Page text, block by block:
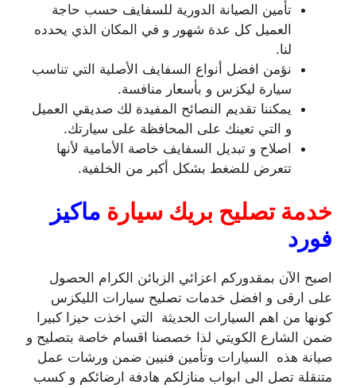
تأمين الصيانة الدورية للسفايف حسب حاجة
العميل كل عدة شهور و في المكان الذي يحدده
لنا.
نؤمن افضل أنواع السفايف الأصلية التي تناسب
سيارة ليكزس و بأسعار منافسة.
يمكننا تقديم النصائح المفيدة لك صديقي العميل
و التي تعينك على المحافظة على سيارتك.
اصلاح و تبديل السفايف خاصة الأمامية لأنها
تتعرض للضغط بشكل أكبر من الخلفية.
خدمة تصليح بريك سيارة ماكيز
فورد
اصبح الآن بمقدوركم اعزائي الزبائن الكرام الحصول
على ارقى و افضل خدمات تصليح سيارات الليكزس
كونها من اهم السيارات الحديثة التي اخذت حيزا كبيرا
ضمن الشارع الكويتي لذا خصصنا اقسام خاصة بتصليح و
صيانة هذه السيارات وتأمين فنيين ضمن ورشات عمل
متنقلة تصل الى ابواب منازلكم هادفة ارضائكم و كسب